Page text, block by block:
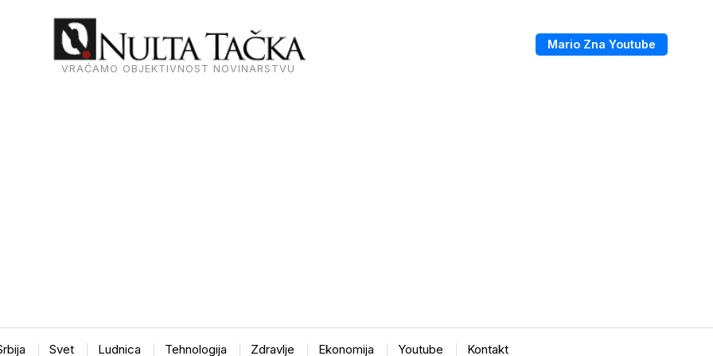
VRAĆAMO OBJEKTIVNOST NOVINARSTVU
Mario Zna Youtube
Svet Ludnica Tehnologija Zdravlje Ekonomija Youtube Kontakt